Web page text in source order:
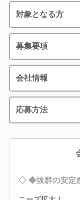
対象となる方
募集要項
会社情報
応募方法
◇ ◆抜群の安定